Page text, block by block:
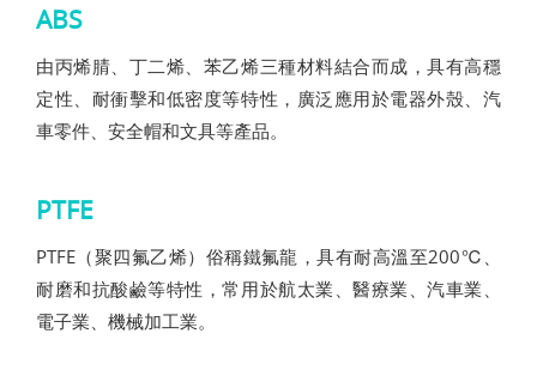
ABS
由丙烯腈、丁二烯、苯乙烯三種材料結合而成，具有高穩
定性、耐衝擊和低密度等特性，廣泛應用於電器外殼、汽
車零件、安全帽和文具等產品。
PTFE
PTFE（聚四氟乙烯）俗稱鐵氟龍，具有耐高溫至200℃、
耐磨和抗酸鹼等特性，常用於航太業、醫療業、汽車業、
電子業、機械加工業。